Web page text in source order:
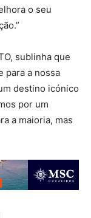
o seu
sublinha que
para a nossa
destino icónico
por um
a maioria, mas